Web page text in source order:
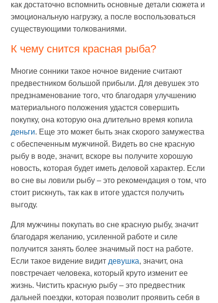
как достаточно вспомнить основные детали сюжета и
эмоциональную нагрузку, а после воспользоваться
существующими толкованиями.
К чему снится красная рыба?
Многие сонники такое ночное видение считают
предвестником большой прибыли. Для девушек это
предзнаменование того, что благодаря улучшению
материального положения удастся совершить
покупку, она которую она длительно время копила
деньги. Еще это может быть знак скорого замужества
с обеспеченным мужчиной. Видеть во сне красную
рыбу в воде, значит, вскоре вы получите хорошую
новость, которая будет иметь деловой характер. Если
во сне вы ловили рыбу – это рекомендация о том, что
стоит рискнуть, так как в итоге удастся получить
выгоду.
Для мужчины покупать во сне красную рыбу, значит
благодаря желанию, усиленной работе и силе
получится занять более значимый пост на работе.
Если такое видение видит девушка, значит, она
повстречает человека, который круто изменит ее
жизнь. Чистить красную рыбу – это предвестник
дальней поездки, которая позволит проявить себя в